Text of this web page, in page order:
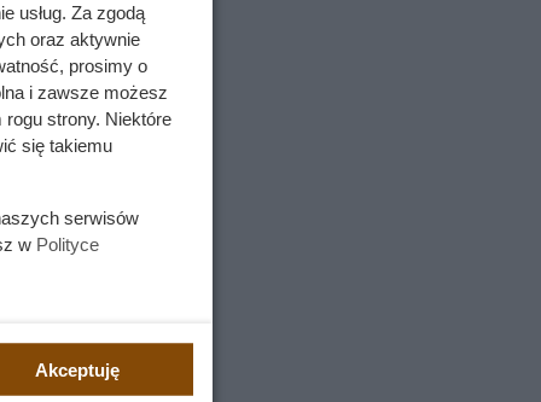
usług. Za zgodą
oraz aktywnie
prosimy o
i zawsze możesz
strony. Niektóre
się takiemu
serwisów
w Polityce
Akceptuję